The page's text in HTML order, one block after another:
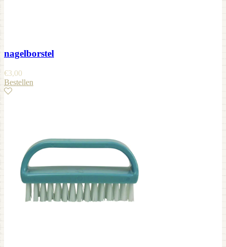
nagelborstel
€3,00
Bestellen